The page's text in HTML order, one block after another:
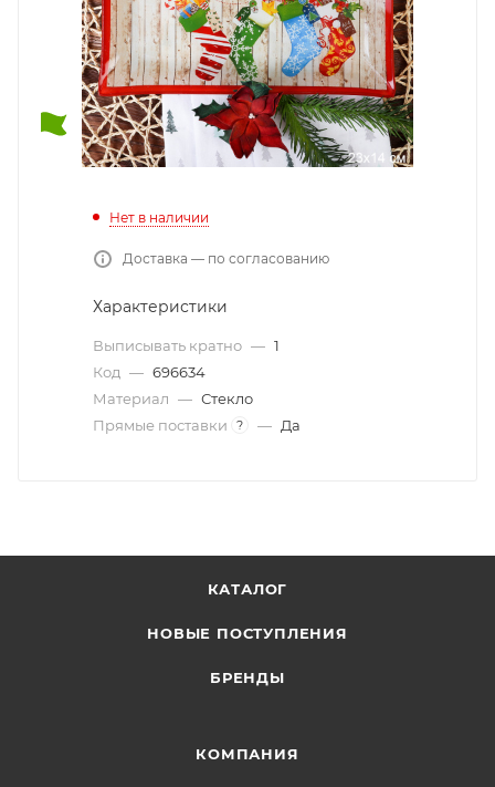
Нет в наличии
Доставка — по согласованию
Характеристики
Выписывать кратно — 1
Код — 696634
Материал — Стекло
Прямые поставки
? — Да
КАТАЛОГ
НОВЫЕ ПОСТУПЛЕНИЯ
БРЕНДЫ
КОМПАНИЯ